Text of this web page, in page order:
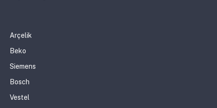
Arçelik
Beko
Siemens
Bosch
Vestel